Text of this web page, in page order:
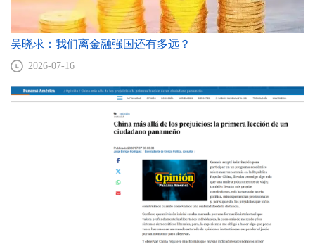
吴晓求：我们离金融强国还有多远？
2026-07-16